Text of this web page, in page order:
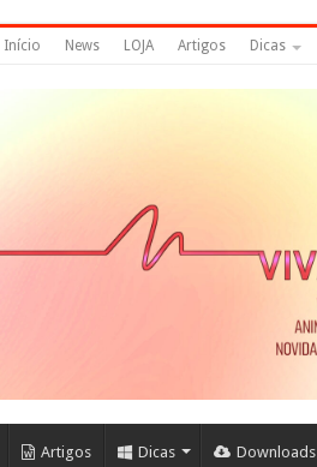
Início News LOJA Artigos Dicas
Artigos Dicas Downloads